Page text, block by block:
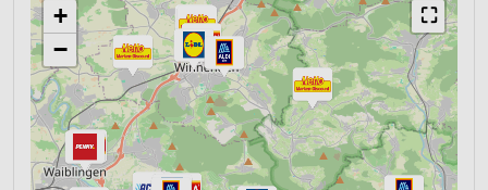
⛶
+
−